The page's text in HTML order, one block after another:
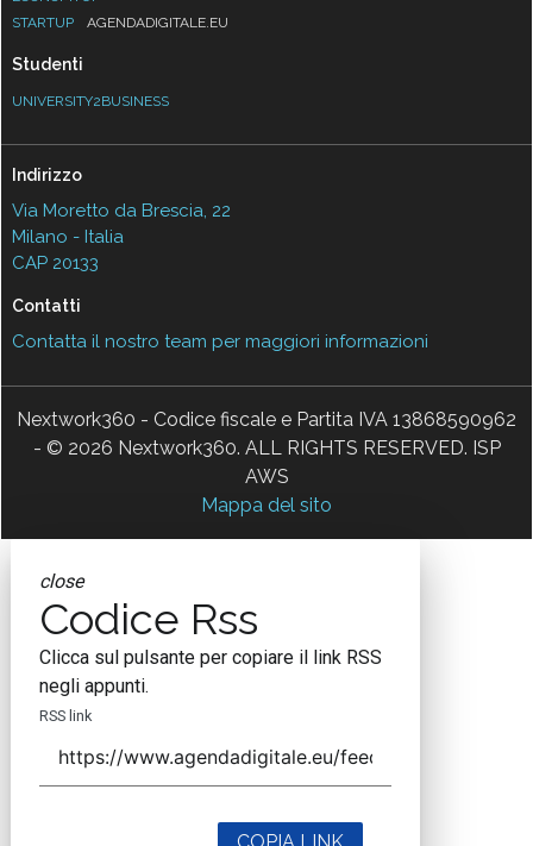
STARTUP
AGENDADIGITALE.EU
Studenti
UNIVERSITY2BUSINESS
Indirizzo
Via Moretto da Brescia, 22
Milano - Italia
CAP 20133
Contatti
Contatta il nostro team per maggiori informazioni
Nextwork360 - Codice fiscale e Partita IVA 13868590962
- © 2026 Nextwork360. ALL RIGHTS RESERVED. ISP
AWS
Mappa del sito
close
Codice Rss
Clicca sul pulsante per copiare il link RSS
negli appunti.
RSS link
COPIA LINK